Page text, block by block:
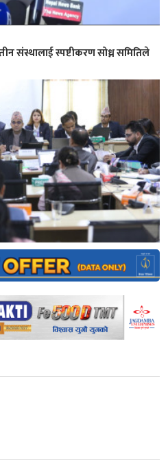
संस्थालाई स्पष्टीकरण सोध्न समितिले